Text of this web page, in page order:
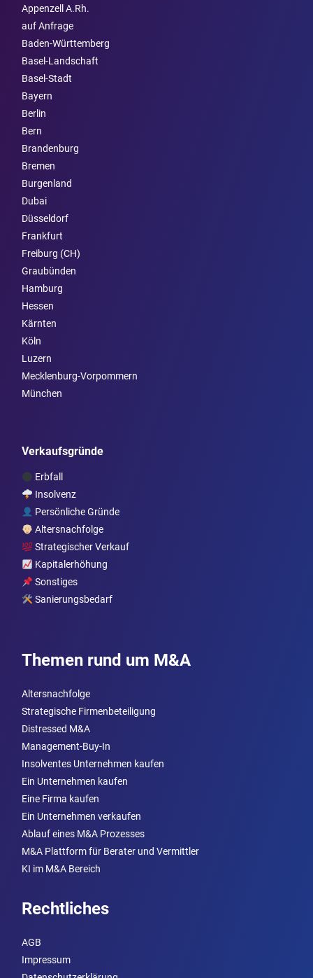
Appenzell A.Rh.
auf Anfrage
Baden-Württemberg
Basel-Landschaft
Basel-Stadt
Bayern
Berlin
Bern
Brandenburg
Bremen
Burgen­land
Dubai
Düsseldorf
Frankfurt
Freiburg (CH)
Graubünden
Hamburg
Hessen
Kärnten
Köln
Luzern
Mecklenburg-Vorpommern
München
Verkaufsgründe
Erbfall
Insolvenz
Persönliche Gründe
Altersnachfolge
Strategischer Verkauf
Kapitalerhöhung
Sonstiges
Sanierungsbedarf
Themen rund um M&A
Altersnachfolge
Strategische Firmenbeteiligung
Distressed M&A
Management-Buy-In
Insolventes Unternehmen kaufen
Ein Unternehmen kaufen
Eine Firma kaufen
Ein Unternehmen verkaufen
Ablauf eines M&A Prozesses
M&A Plattform für Berater und Vermittler
KI im M&A Bereich
Rechtliches
AGB
Impressum